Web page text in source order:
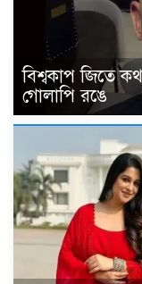
বিশ্বকাপ জিতে
গোলাপি রঙে